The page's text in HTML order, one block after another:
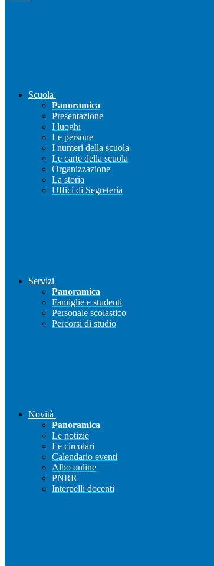
Scuola
Panoramica
Presentazione
I luoghi
Le persone
I numeri della scuola
Le carte della scuola
Organizzazione
La storia
Uffici di Segreteria
Servizi
Panoramica
Famiglie e studenti
Personale scolastico
Percorsi di studio
Novità
Panoramica
Le notizie
Le circolari
Calendario eventi
Albo online
PNRR
Interpelli docenti